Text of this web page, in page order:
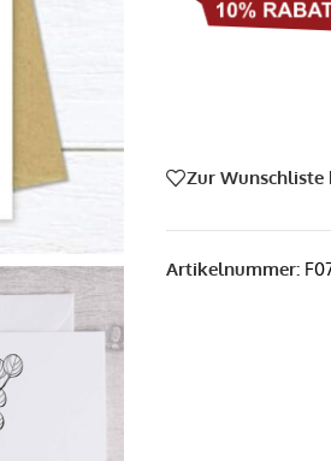
Zur Wunschliste
Artikelnummer: